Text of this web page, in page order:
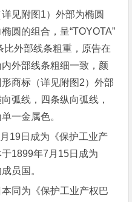
附图1）外部为椭圆
圆的组合，呈“TOYOTA”
比外部线条粗重，原告在
外部线条粗细一致，颜
商标（详见附图2）外部
弧线，四条纵向弧线，
一金属色。
日成为《保护工业产
1899年7月15日成为
员国。
同为《保护工业产权巴